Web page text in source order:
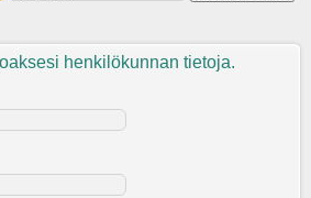
henkilökunnan tietoja.